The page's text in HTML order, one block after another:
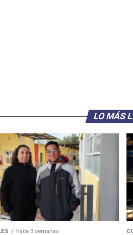
LO MÁS
hace 3 semanas